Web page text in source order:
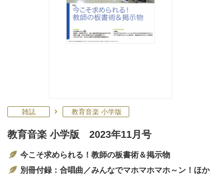
雑誌 教育音楽 小学版
教育音楽 小学版 2023年11月号
今こそ求められる！教師の板書術＆掲示物
別冊付録：合唱曲／みんなでマホマホマホ～ン！ほか